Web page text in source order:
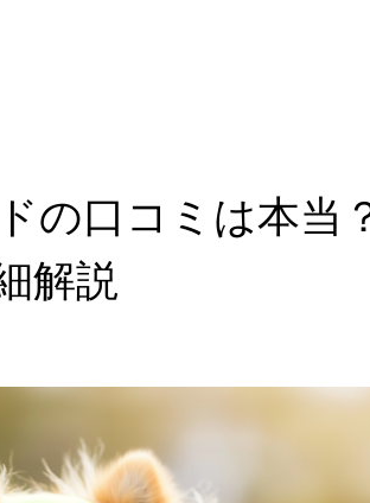
の口コミは本当
解説